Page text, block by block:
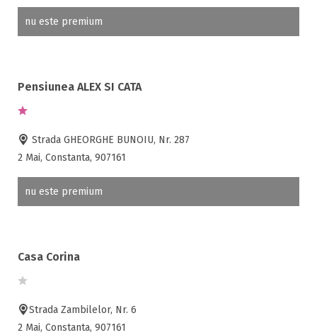
nu este premium
Pensiunea ALEX SI CATA
Strada GHEORGHE BUNOIU, Nr. 287
2 Mai, Constanta, 907161
nu este premium
Casa Corina
Strada Zambilelor, Nr. 6
2 Mai, Constanta, 907161